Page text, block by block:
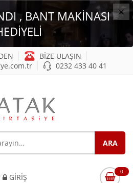
×
, BANT MAKİNASI
BİZE ULAŞIN
0232 433 40 41
GIRIŞ
0